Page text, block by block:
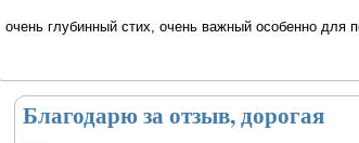
очень глубинный стих, очень важный особенно для
Благодарю за отзыв, дорогая